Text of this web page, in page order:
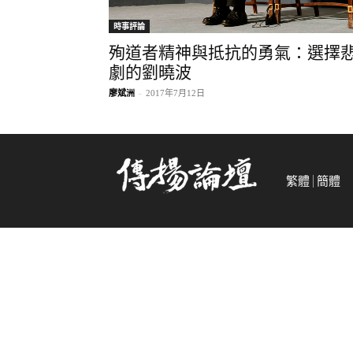
時事評論
殉道者精神與抵抗的勇氣：選擇
劇的劉曉波
廖斌洲 - 2017年7月12日
繁體 簡體